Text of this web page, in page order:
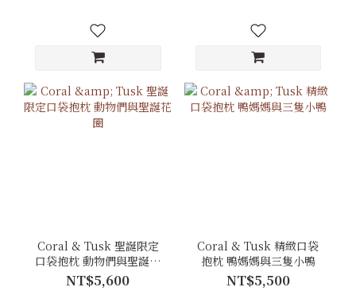
Coral & Tusk 聖誕限定
口袋抱枕 動物們與聖誕花
圈
NT$5,600
Coral & Tusk 精緻口袋
抱枕 鴨媽媽與三隻小鴨
NT$5,500